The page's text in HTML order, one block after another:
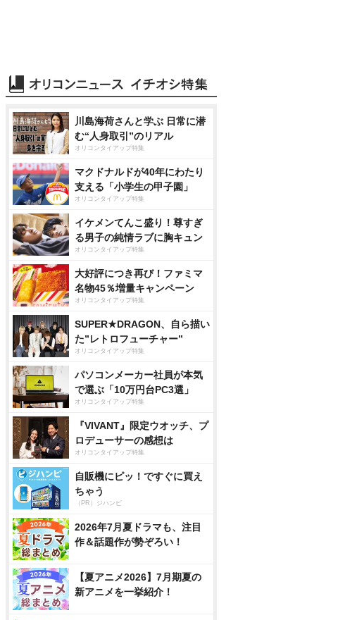
川島海荷さんと学ぶ 日常に潜
む“人身取引”のリアル
オリコンタイアップ特集
マクドナルドが40年にわたり
支える「小学生の甲子園」
オリコンタイアップ特集
イケメンてんこ盛り！尊すぎ
る男子の純情ラブに胸キュン
オリコンタイアップ特集
大好評につき再び！ファミマ
名物45％増量キャンペーン
オリコンタイアップ特集
SUPER★DRAGON、自ら描い
た”レトロフューチャー”
オリコンタイアップ特集
パソコンメーカー社員が本気
で選ぶ「10万円台PC3選」
オリコンタイアップ特集
『VIVANT』限定ウオッチ、プ
ロデューサーの感想は
オリコンタイアップ特集
自販機にピッ！ですぐに買え
ちゃう
（PR）ジハンピ
2026年7月夏ドラマも、注目
作＆話題作が勢ぞろい！
【夏アニメ2026】7月期夏の
新アニメを一挙紹介！